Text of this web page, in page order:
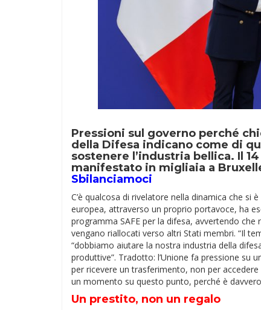
Pressioni sul governo perché
della Difesa indicano come di
sostenere l’industria bellica. Il
manifestato in migliaia a
Sbilanciamoci
C’è qualcosa di rivelatore nella dinamica che si
europea, attraverso un proprio portavoce, ha
programma SAFE per la difesa, avvertendo
vengano riallocati verso altri Stati membri. “Il
“dobbiamo aiutare la nostra industria della
produttive”. Tradotto: l’Unione fa pressione su
per ricevere un trasferimento, non per
un momento su questo punto, perché è
Un prestito, non un regalo